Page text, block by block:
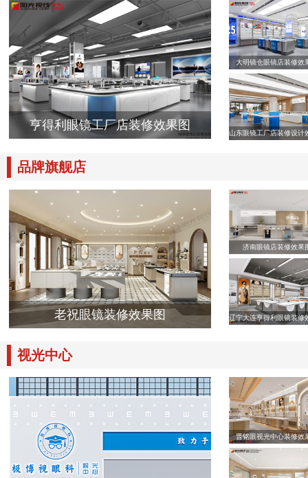
亨得利眼镜工厂店装修效果图
大明镜仓眼镜店装修效
山东眼镜工厂店装修设计
品牌旗舰店
老祝眼镜装修效果图
济南眼镜店装修效果
辽宁大连亨得利眼镜装修
视光中心
晋铭眼视光中心装修效